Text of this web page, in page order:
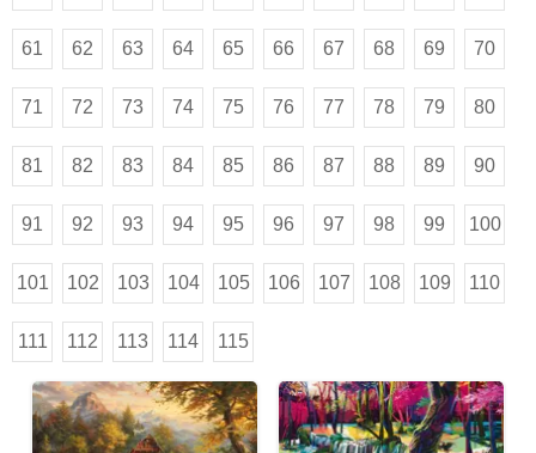
61 62 63 64 65 66 67 68 69 70
71 72 73 74 75 76 77 78 79 80
81 82 83 84 85 86 87 88 89 90
91 92 93 94 95 96 97 98 99 100
101 102 103 104 105 106 107 108 109 110
111 112 113 114 115